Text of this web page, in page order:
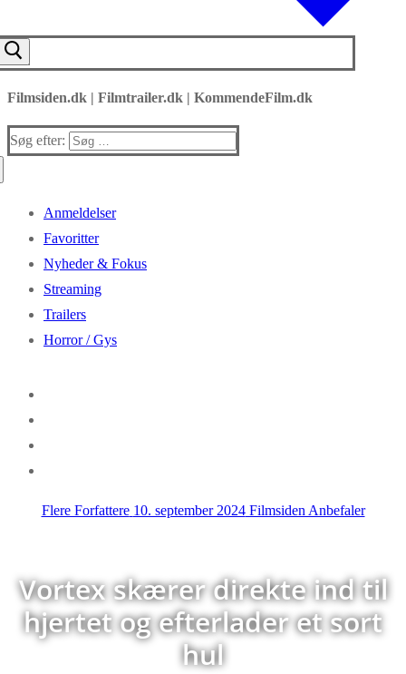
Filmsiden.dk | Filmtrailer.dk | KommendeFilm.dk
Søg efter:
Anmeldelser
Favoritter
Nyheder & Fokus
Streaming
Trailers
Horror / Gys
Flere Forfattere 10. september 2024Filmsiden Anbefaler
Vortex skærer direkte ind til
hjertet og efterlader et sort
hul